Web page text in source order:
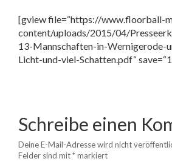
[gview file=“https://www.floorball-
content/uploads/2015/04/
13-Mannschaften-in-Wernigerode-
Licht-und-viel-Schatten.pdf“
Schreibe einen
Deine E-Mail-Adresse wird nicht
Felder sind mit*markiert